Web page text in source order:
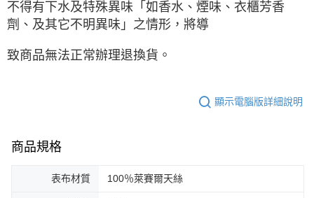
不得有下水及特殊異味「如香水、煙味、衣櫃芳香
劑、及其它不明異味」之情形，將導
致商品無法正常辦理退換貨。
顯示電腦版詳細說明
商品規格
表布材質 100％萊賽爾天絲